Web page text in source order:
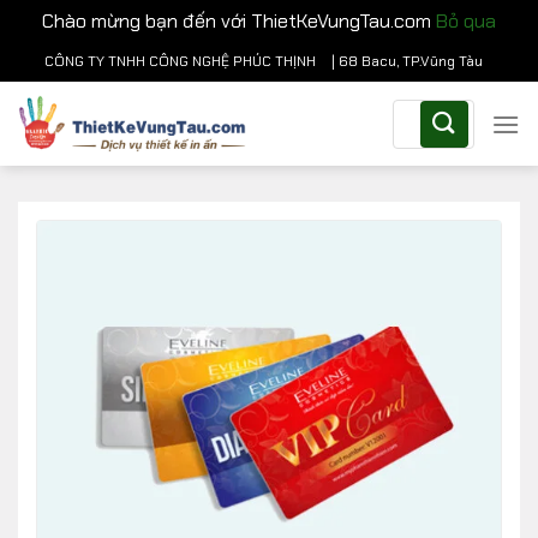
Chào mừng bạn đến với ThietKeVungTau.com Bỏ qua
Chuyển
đến
nội
dung
CÔNG TY TNHH CÔNG NGHỆ PHÚC THỊNH | 68 Bacu, TP.Vũng Tàu
kiếm: